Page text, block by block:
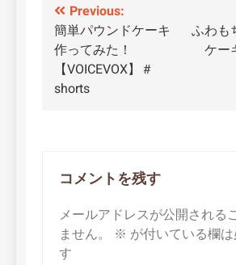
投
稿
ナ
ビ
シ
ョ
ン
Previous:
簡単パウンドケーキ
作ってみた！
【VOICEVOX】＃
shorts
ふわも
ケー
コメントを残す
メールアドレスが公開される
ません。
※ が付いている欄
す